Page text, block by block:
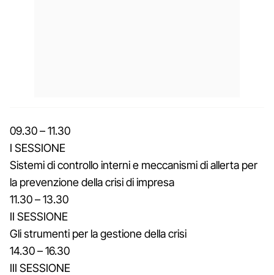
09.30 – 11.30
I SESSIONE
Sistemi di controllo interni e meccanismi di allerta per
la prevenzione della crisi di impresa
11.30 – 13.30
II SESSIONE
Gli strumenti per la gestione della crisi
14.30 – 16.30
III SESSIONE